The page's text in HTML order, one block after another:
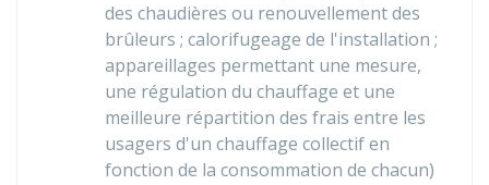
des chaudières ou renouvellement des
brûleurs ; calorifugeage de l'installation ;
appareillages permettant une mesure,
une régulation du chauffage et une
meilleure répartition des frais entre les
usagers d'un chauffage collectif en
fonction de la consommation de chacun)